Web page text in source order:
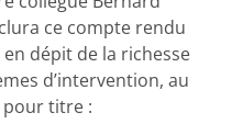
ce compte rendu
dépit de la richesse
d’intervention, au
pour titre :